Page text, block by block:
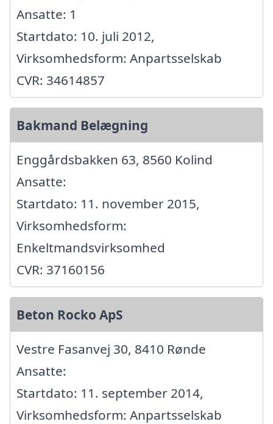
Ansatte: 1
Startdato: 10. juli 2012,
Virksomhedsform: Anpartsselskab
CVR: 34614857
Bakmand Belægning
Enggårdsbakken 63, 8560 Kolind
Ansatte:
Startdato: 11. november 2015,
Virksomhedsform:
Enkeltmandsvirksomhed
CVR: 37160156
Beton Rocko ApS
Vestre Fasanvej 30, 8410 Rønde
Ansatte:
Startdato: 11. september 2014,
Virksomhedsform: Anpartsselskab